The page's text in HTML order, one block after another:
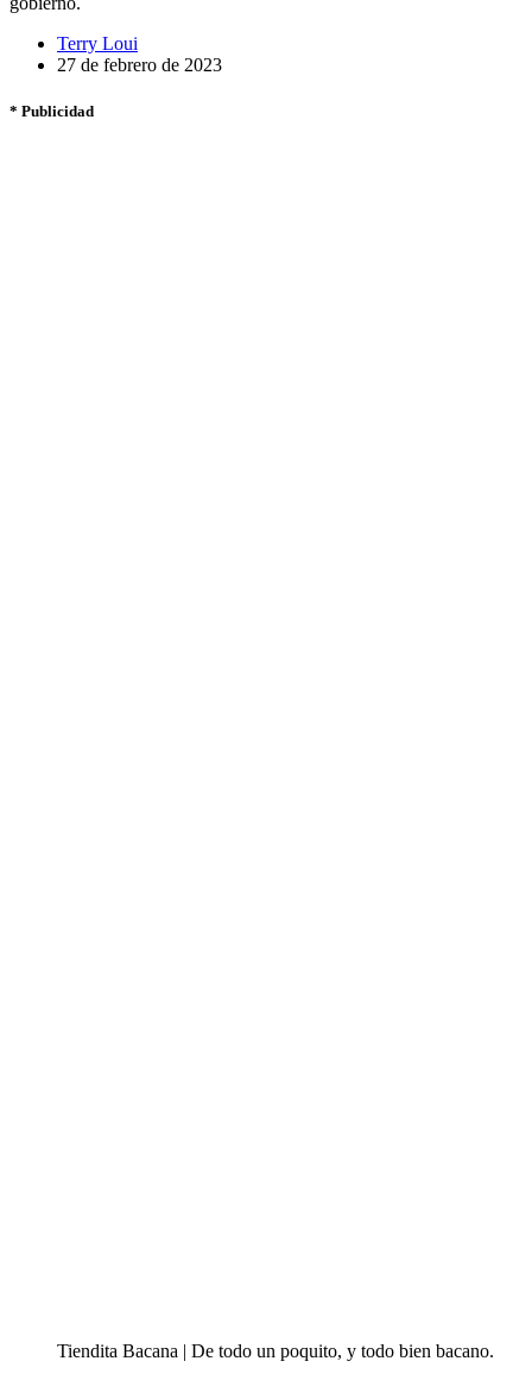
Terry Loui
27 de febrero de 2023
* Publicidad
Tiendita Bacana | De todo un poquito, y todo bien bacano.